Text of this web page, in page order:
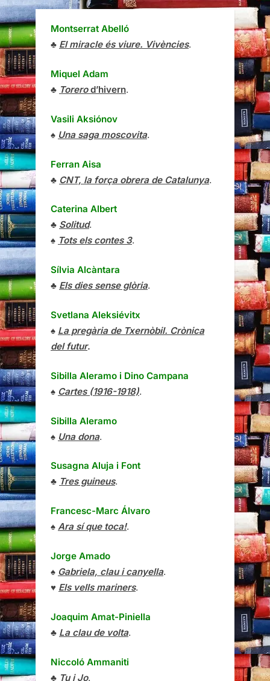
Montserrat Abelló
♣ El miracle és viure. Vivències.
Miquel Adam
♣ Torerod’hivern.
Vasili Aksiónov
♠ Una saga moscovita.
Ferran Aisa
♣ CNT, la força obrera de Catalunya.
Caterina Albert
♣ Solitud.
♠ Tots els contes 3.
Sílvia Alcàntara
♣ Els dies sense glòria.
Svetlana Aleksiévitx
♠ La pregària de Txernòbil. Crònica
del futur.
Sibilla Aleramo i Dino Campana
♠ Cartes (1916-1918).
Sibilla Aleramo
♠ Una dona.
Susagna Aluja i Font
♣ Tres guineus.
Francesc-Marc Álvaro
♠ Ara sí que toca!.
Jorge Amado
♠ Gabriela, clau i canyella.
♥ Els vells mariners.
Joaquim Amat-Piniella
♣ La clau de volta.
Niccoló Ammaniti
♣ Tu i Jo.